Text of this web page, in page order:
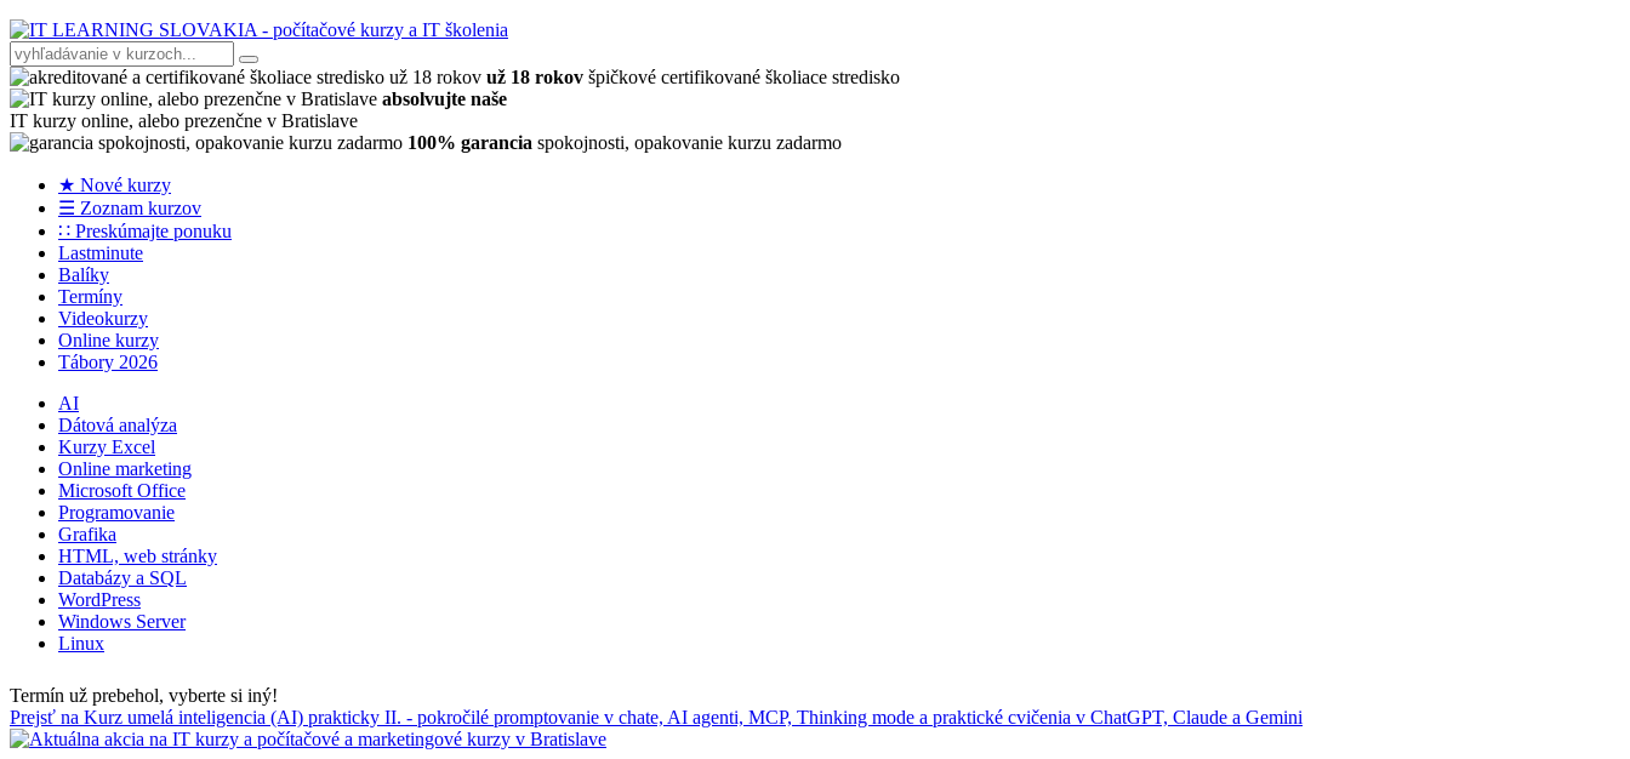
už 18 rokov špičkové certifikované školiace stredisko
absolvujte naše
IT kurzy online, alebo prezenčne v Bratislave
100% garancia spokojnosti, opakovanie kurzu zadarmo
★ Nové kurzy
☰ Zoznam kurzov
∷ Preskúmajte ponuku
Lastminute
Balíky
Termíny
Videokurzy
Online kurzy
Tábory 2026
AI
Dátová analýza
Kurzy Excel
Online marketing
Microsoft Office
Programovanie
Grafika
HTML, web stránky
Databázy a SQL
WordPress
Windows Server
Linux
Termín už prebehol, vyberte si iný!
Prejsť na Kurz umelá inteligencia (AI) prakticky II. - pokročilé promptovanie v chate, AI agenti, MCP, Thinking mode a praktické cvičenia v ChatGPT, Claude a Gemini